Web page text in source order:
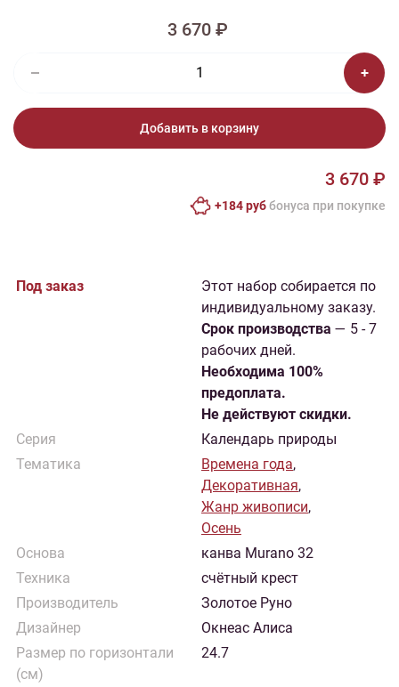
3 670 ₽
Добавить в корзину
3 670 ₽
+184 руббонусa при покупке
Под заказ
Этот набор собирается по
индивидуальному заказу.
Cрок производства — 5 - 7
рабочих дней.
Необходима 100%
предоплата.
Не действуют скидки.
Серия
Календарь природы
Тематика
Времена года,
Декоративная,
Жанр живописи,
Осень
Основа
канва Murano 32
Техника
счётный крест
Производитель
Золотое Руно
Дизайнер
Окнеас Алиса
Размер по горизонтали
(см)
24.7